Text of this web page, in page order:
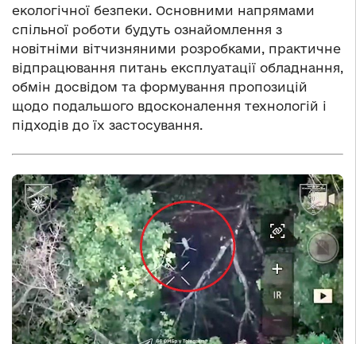
екологічної безпеки. Основними напрямами
спільної роботи будуть ознайомлення з
новітніми вітчизняними розробками, практичне
відпрацювання питань експлуатації обладнання,
обмін досвідом та формування пропозицій
щодо подальшого вдосконалення технологій і
підходів до їх застосування.